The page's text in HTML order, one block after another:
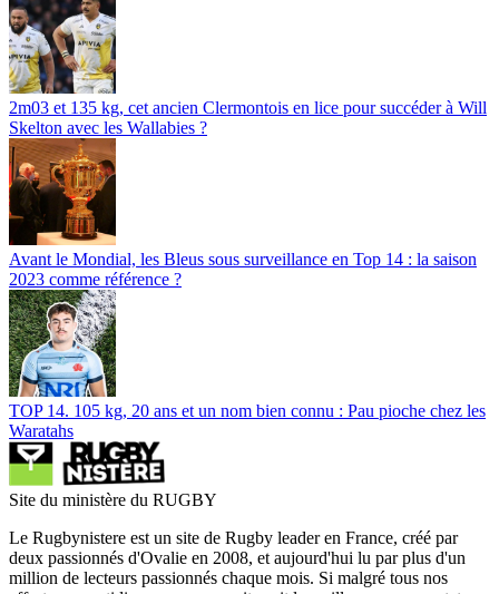
2m03 et 135 kg, cet ancien Clermontois en lice pour succéder à Will
Skelton avec les Wallabies ?
Avant le Mondial, les Bleus sous surveillance en Top 14 : la saison
2023 comme référence ?
TOP 14. 105 kg, 20 ans et un nom bien connu : Pau pioche chez les
Waratahs
Site du ministère du RUGBY
Le Rugbynistere est un site de Rugby leader en France, créé par
deux passionnés d'Ovalie en 2008, et aujourd'hui lu par plus d'un
million de lecteurs passionnés chaque mois. Si malgré tous nos